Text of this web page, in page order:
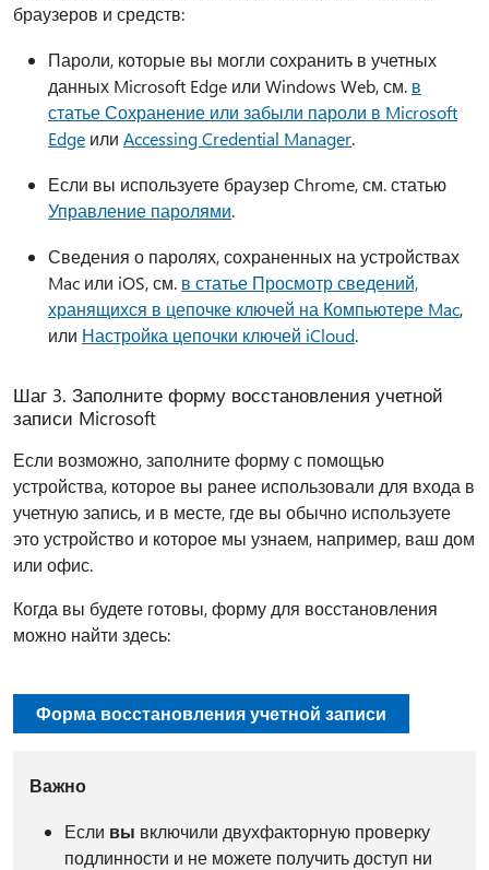
браузеров и средств:
Пароли, которые вы могли сохранить в учетных
данных Microsoft Edge или Windows Web, см. в
статье Сохранение или забыли пароли в Microsoft
Edge или Accessing Credential Manager.
Если вы используете браузер Chrome, см. статью
Управление паролями.
Сведения о паролях, сохраненных на устройствах
Mac или iOS, см. в статье Просмотр сведений,
хранящихся в цепочке ключей на Компьютере Mac,
или Настройка цепочки ключей iCloud.
Шаг 3. Заполните форму восстановления учетной
записи Microsoft
Если возможно, заполните форму с помощью
устройства, которое вы ранее использовали для входа в
учетную запись, и в месте, где вы обычно используете
это устройство и которое мы узнаем, например, ваш дом
или офис.
Когда вы будете готовы, форму для восстановления
можно найти здесь:
Форма восстановления учетной записи
Важно
Если вы включили двухфакторную проверку
подлинности и не можете получить доступ ни